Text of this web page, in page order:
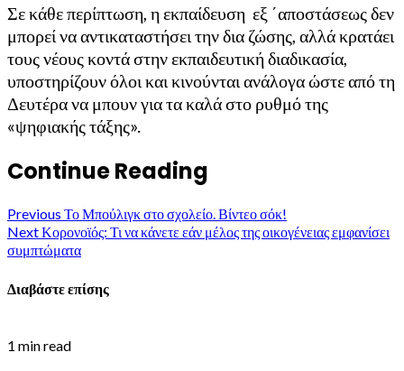
Σε κάθε περίπτωση, η εκπαίδευση εξ ΄αποστάσεως δεν
μπορεί να αντικαταστήσει την δια ζώσης, αλλά κρατάει
τους νέους κοντά στην εκπαιδευτική διαδικασία,
υποστηρίζουν όλοι και κινούνται ανάλογα ώστε από τη
Δευτέρα να μπουν για τα καλά στο ρυθμό της
«ψηφιακής τάξης».
Continue Reading
Previous Το Μπούλιγκ στο σχολείο. Βίντεο σόκ!
NextΚορονοϊός: Τι να κάνετε εάν μέλος της οικογένειας εμφανίσει
συμπτώματα
Διαβάστε επίσης
1 min read